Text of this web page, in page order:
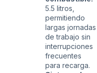
5.5 litros,
permitiendo
largas jornadas
de trabajo sin
interrupciones
frecuentes
para recarga.